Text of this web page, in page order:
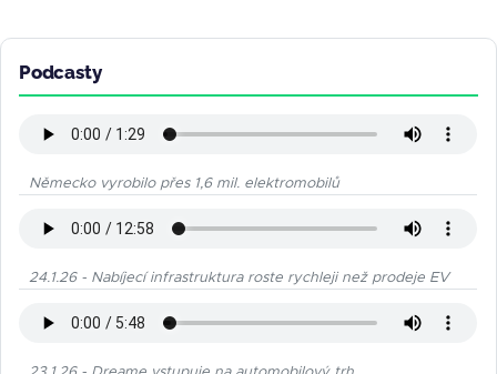
Podcasty
Německo vyrobilo přes 1,6 mil. elektromobilů
24.1.26 - Nabíjecí infrastruktura roste rychleji než prodeje EV